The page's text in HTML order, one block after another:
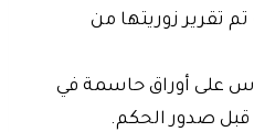
تقرير زوريتها من
على أوراق حاسمة في
قبل صدور الحكم.